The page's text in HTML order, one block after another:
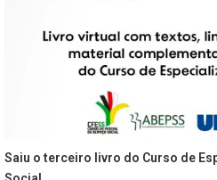
Saiu o terceiro livro do Curso de